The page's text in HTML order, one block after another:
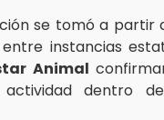
se tomó a partir
instancias
Animal
actividad dentro